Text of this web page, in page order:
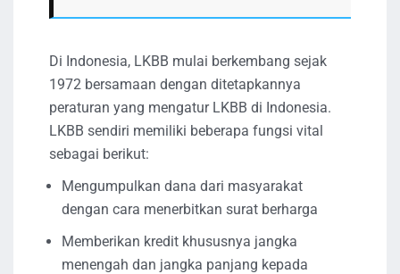
Di Indonesia, LKBB mulai berkembang sejak
1972 bersamaan dengan ditetapkannya
peraturan yang mengatur LKBB di Indonesia.
LKBB sendiri memiliki beberapa fungsi vital
sebagai berikut:
Mengumpulkan dana dari masyarakat
dengan cara menerbitkan surat berharga
Memberikan kredit khususnya jangka
menengah dan jangka panjang kepada